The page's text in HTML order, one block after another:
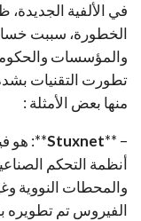
في الألفية
الخطورة، سببت
والمؤسسات
تطورت التقنيات
منها بعض الأمثلة :
– **
Stuxnet**: هو
أنظمة التحكم
والمحطات النووية
الفيروس تم تطويره